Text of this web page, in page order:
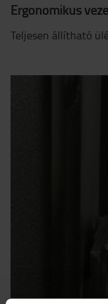
Ergonomikus
Teljesen állítható